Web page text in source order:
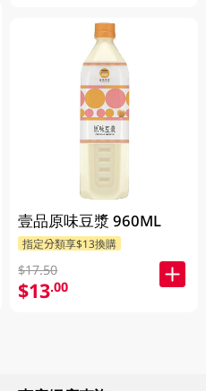
壹品原味豆漿 960ML
指定分類享$13換購
$17.50
$13.00